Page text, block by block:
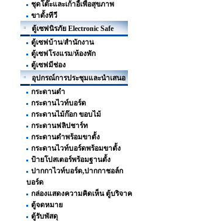
ชุดโต๊ะและเก้าอี้เพื่อสุขภาพ
ขาตั้งทีวี
ตู้เซฟนิรภัย Electronic Safe
ตู้เซฟบ้าน/สำนักงาน
ตู้เซฟโรงแรม/ห้องพัก
ตู้เซฟมีช่อง
อุปกรณ์การประชุมและนำเสนอ
กระดานดำ
กระดานไวท์บอร์ด
กระดานไม้ก๊อก ขอบไม้
กระดานฟลิปชาร์ท
กระดานดำพร้อมขาตั้ง
กระดานไวท์บอร์ดพร้อมขาตั้ง
ป้ายโปสเตอร์พร้อมฐานตั้ง
ปากกาไวท์บอร์ด,ปากกาชอล์ก
บอร์ด
กล่องแสดงความคิดเห็น ตู้บริจาค
ตู้จดหมาย
ตู้รับพัสดุ